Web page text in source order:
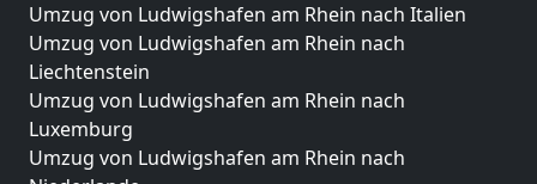
Umzug von Ludwigshafen am Rhein nach Italien
Umzug von Ludwigshafen am Rhein nach
Liechtenstein
Umzug von Ludwigshafen am Rhein nach
Luxemburg
Umzug von Ludwigshafen am Rhein nach